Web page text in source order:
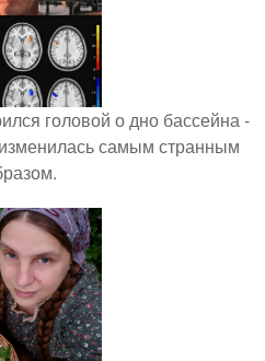
головой о дно бассейна -
самым странным